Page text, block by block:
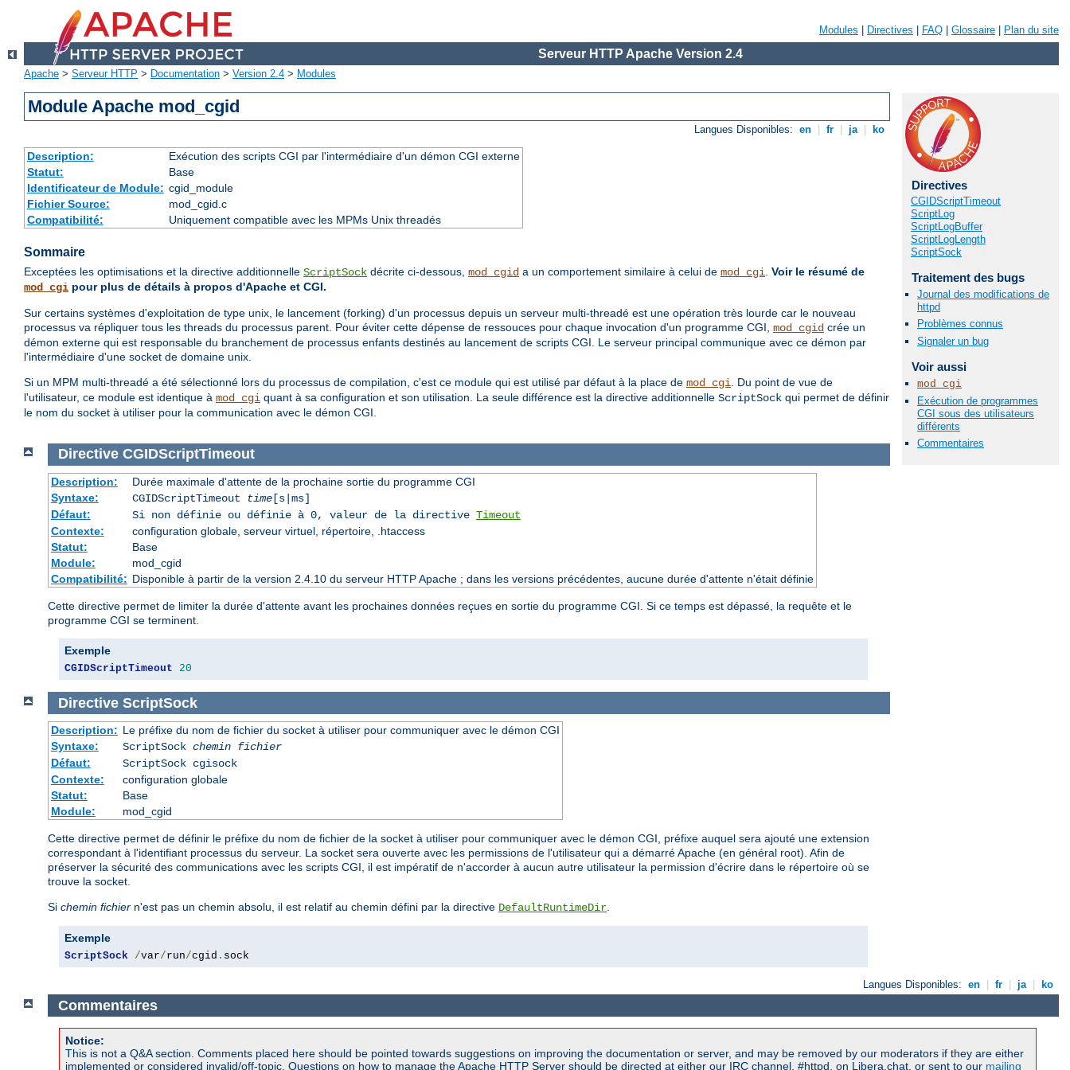
Modules Directives FAQ Glossaire Plan du site
Serveur HTTP Apache Version 2.4
Apache > Serveur HTTP > Documentation > Version 2.4 > Modules
Module Apache mod_cgid
Langues Disponibles: en fr ja ko
Description:
Exécution des scripts CGI par l'intermédiaire d'un démon CGI externe
Statut:
Base
Identificateur de Module: cgid_module
Fichier Source:
mod_cgid.c
Compatibilité:
Uniquement compatible avec les MPMs Unix threadés
Sommaire
Exceptées les optimisations et la directive additionnelle ScriptSock décrite ci-dessous, mod_cgid a un comportement similaire à celui de mod_cgi. Voir le résumé de
mod_cgi pour plus de détails à propos d'Apache et CGI.
Sur certains systèmes d'exploitation de type unix, le lancement (forking) d'un processus depuis un serveur multi-threadé est une opération très lourde car le nouveau
processus va répliquer tous les threads du processus parent. Pour éviter cette dépense de ressouces pour chaque invocation d'un programme CGI, mod_cgid crée un
démon externe qui est responsable du branchement de processus enfants destinés au lancement de scripts CGI. Le serveur principal communique avec ce démon par
l'intermédiaire d'une socket de domaine unix.
Si un MPM multi-threadé a été sélectionné lors du processus de compilation, c'est ce module qui est utilisé par défaut à la place de mod_cgi. Du point de vue de
l'utilisateur, ce module est identique à mod_cgi quant à sa configuration et son utilisation. La seule différence est la directive additionnelle ScriptSock qui permet de définir
le nom du socket à utiliser pour la communication avec le démon CGI.
Directives
CGIDScriptTimeout
ScriptLog
ScriptLogBuffer
ScriptLogLength
ScriptSock
Traitement des bugs
Journal des modifications de
httpd
Problèmes connus
Signaler un bug
Voir aussi
mod_cgi
Exécution de programmes
CGI sous des utilisateurs
différents
Commentaires
Directive CGIDScriptTimeout
Description:
Durée maximale d'attente de la prochaine sortie du programme CGI
Syntaxe:
CGIDScriptTimeout time[s|ms]
Défaut:
Si non définie ou définie à 0, valeur de la directive Timeout
Contexte:
configuration globale, serveur virtuel, répertoire, .htaccess
Statut:
Base
Module:
mod_cgid
Compatibilité: Disponible à partir de la version 2.4.10 du serveur HTTP Apache ; dans les versions précédentes, aucune durée d'attente n'était définie
Cette directive permet de limiter la durée d'attente avant les prochaines données reçues en sortie du programme CGI. Si ce temps est dépassé, la requête et le
programme CGI se terminent.
Exemple
CGIDScriptTimeout 20
Directive ScriptSock
Description: Le préfixe du nom de fichier du socket à utiliser pour communiquer avec le démon CGI
Syntaxe:
ScriptSock chemin fichier
Défaut:
ScriptSock cgisock
Contexte:
configuration globale
Statut:
Base
Module:
mod_cgid
Cette directive permet de définir le préfixe du nom de fichier de la socket à utiliser pour communiquer avec le démon CGI, préfixe auquel sera ajouté une extension
correspondant à l'identifiant processus du serveur. La socket sera ouverte avec les permissions de l'utilisateur qui a démarré Apache (en général root). Afin de
préserver la sécurité des communications avec les scripts CGI, il est impératif de n'accorder à aucun autre utilisateur la permission d'écrire dans le répertoire où se
trouve la socket.
Si chemin fichier n'est pas un chemin absolu, il est relatif au chemin défini par la directive DefaultRuntimeDir.
Exemple
ScriptSock /var/run/cgid . sock
Langues Disponibles: en fr ja ko
Commentaires
Notice:
This is not a Q&A section. Comments placed here should be pointed towards suggestions on improving the documentation or server, and may be removed by our moderators if they are either
implemented or considered invalid/off-topic. Questions on how to manage the Apache HTTP Server should be directed at either our IRC channel, #httpd, on Libera.chat, or sent to our mailing